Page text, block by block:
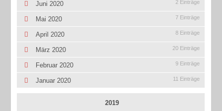
Juni 2020 2 Einträge
Mai 2020 7 Einträge
April 2020 8 Einträge
März 2020 20 Einträge
Februar 2020 9 Einträge
Januar 2020 11 Einträge
2019